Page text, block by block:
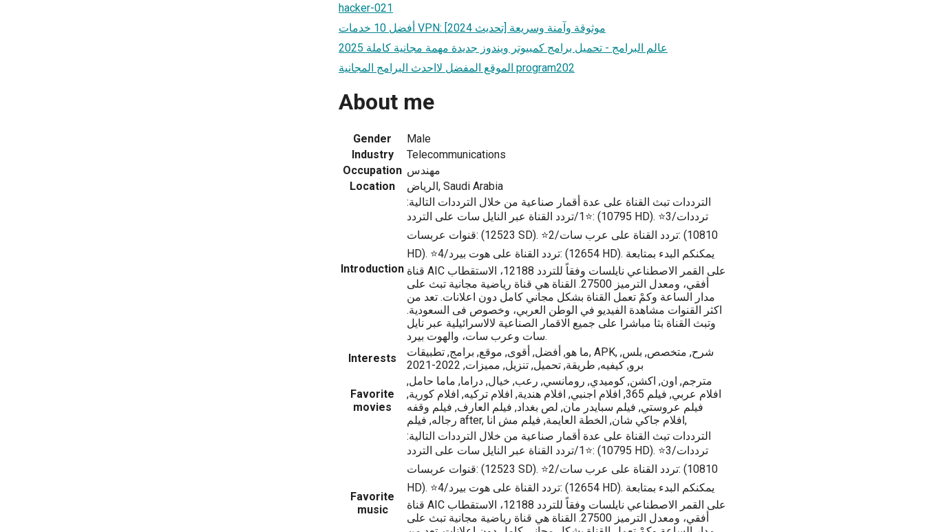
hacker-021
أفضل 10 خدمات VPN: موثوقة وآمنة وسريعة [تحديث 2024]
عالم البرامج - تحميل برامج كمبيوتر ويندوز جديدة مهمة مجانية كاملة 2025
الموقع المفضل لااحدث البرامج المجانية program202
About me
Gender
Male
Industry
Telecommunications
Occupation مهندس
Location
الرياض, Saudi Arabia
Introduction
الترددات تبث القناة على عدة أقمار صناعية من خلال الترددات التالية:
⭐1/تردد القناة عبر النايل سات على التردد: (10795 HD). ⭐3/ترددات
قنوات عربسات: (12523 SD). ⭐2/تردد القناة على عرب سات: (10810
HD). ⭐4/تردد القناة على هوت بيرد: (12654 HD). يمكنكم البدء بمتابعة
قناة AIC على القمر الاصطناعي نايلسات وفقاً للتردد 12188، الاستقطاب
أفقي، ومعدل الترميز 27500. القناة هي قناة رياضية مجانية تبث على
مدار الساعة وكمْ تعمل القناة بشكل مجاني كامل دون اعلانات. تعد من
اكثر القنوات مشاهدة الفيديو في الوطن العربي، وخصوص فى السعودية.
وتبث القناة بثا مباشرا على جميع الاقمار الصناعية لالاسرائيلية عبر نايل
سات وعرب سات، والهوت بيرد.
Interests
ما هو, أفضل, أقوى, موقع, برامج, تطبيقات, APK, شرح, متخصص, بلس,
برو, كيفيه, طريقة, تحميل, تنزيل, مميزات, 2022-2021
Favorite
movies
مترجم, اون, اكشن, كوميدي, رومانسي, رعب, خيال, دراما, ماما حامل,
افلام عربي, فيلم 365, افلام اجنبي, افلام هندية, افلام تركيه, افلام كورية,
فيلم عروستي, فيلم سبايدر مان, لص بغداد, فيلم العارف, فيلم وقفه
رجاله, فيلم after, افلام جاكي شان, الخطة العايمة, فيلم مش انا,
Favorite
music
الترددات تبث القناة على عدة أقمار صناعية من خلال الترددات التالية:
⭐1/تردد القناة عبر النايل سات على التردد: (10795 HD). ⭐3/ترددات
قنوات عربسات: (12523 SD). ⭐2/تردد القناة على عرب سات: (10810
HD). ⭐4/تردد القناة على هوت بيرد: (12654 HD). يمكنكم البدء بمتابعة
قناة AIC على القمر الاصطناعي نايلسات وفقاً للتردد 12188، الاستقطاب
أفقي، ومعدل الترميز 27500. القناة هي قناة رياضية مجانية تبث على